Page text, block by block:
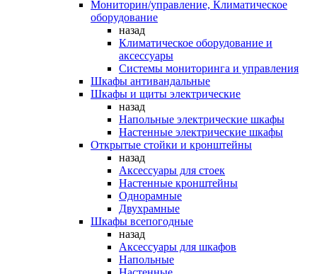
Мониторин/управление, Климатическое
оборудование
назад
Климатическое оборудование и
аксессуары
Системы мониторинга и управления
Шкафы антивандальные
Шкафы и щиты электрические
назад
Напольные электрические шкафы
Настенные электрические шкафы
Открытые стойки и кронштейны
назад
Аксессуары для стоек
Настенные кронштейны
Однорамные
Двухрамные
Шкафы всепогодные
назад
Аксессуары для шкафов
Напольные